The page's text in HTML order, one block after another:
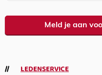
Meld je aan
LEDENSERVICE